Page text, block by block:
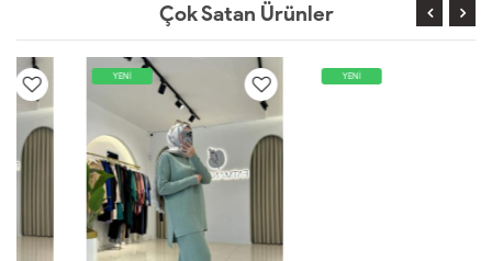
Çok Satan Ürünler